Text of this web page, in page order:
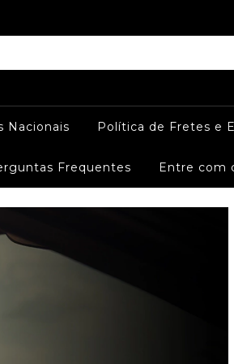
Nacionais Política de Fretes e
Frequentes Entre com